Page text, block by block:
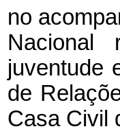
no
Nacional
juventude
de
Casa Civil